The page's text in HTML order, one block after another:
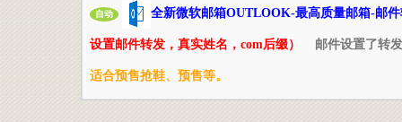
自动 全新微软邮箱OUTLOOK-最高质量邮箱-邮
设置邮件转发，真实姓名，com后缀） 邮件设置了转
适合预售抢鞋、预售等。